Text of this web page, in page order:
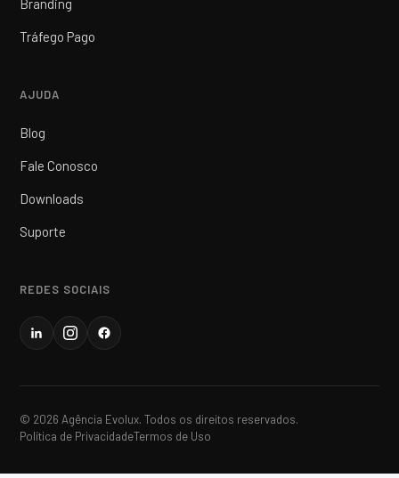
Branding
Tráfego Pago
AJUDA
Blog
Fale Conosco
Downloads
Suporte
REDES SOCIAIS
© 2026 Agência Evolux. Todos os direitos reservados.
Política de PrivacidadeTermos de Uso